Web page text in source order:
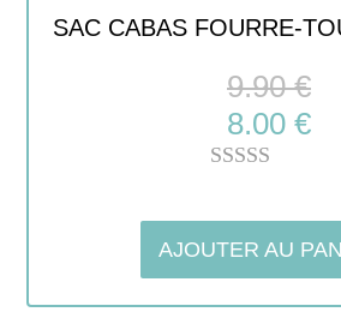
SAC CABAS FOURRE-
9.90€
8.00 €
sur 5
AJOUTER AU